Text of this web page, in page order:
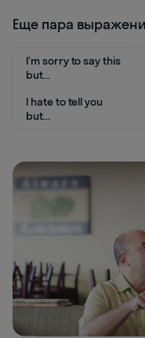
Еще пара
I’m sorry to say this
but...
I hate to tell you
but...